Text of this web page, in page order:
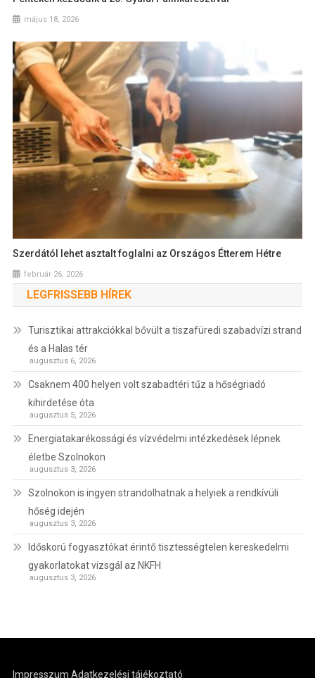
május 18, 2026
Szerdától lehet asztalt foglalni az Országos Étterem Hétre
február 26, 2026
LEGFRISSEBB HÍREK
Turisztikai attrakciókkal bővült a tiszafüredi szabadvízi strand
és a Halas tér
augusztus 6, 2026
Csaknem 400 helyen volt szabadtéri tűz a hőségriadó
kihirdetése óta
augusztus 5, 2026
Energiatakarékossági és vízvédelmi intézkedések lépnek
életbe Szolnokon
augusztus 3, 2026
Szolnokon is ingyen strandolhatnak a helyiek a rendkívüli
hőség idején
augusztus 3, 2026
Időskorú fogyasztókat érintő tisztességtelen kereskedelmi
gyakorlatokat vizsgál az NKFH
augusztus 3, 2026
Impresszum Adatkezelési tájékoztató